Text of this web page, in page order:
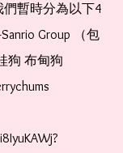
暫時分為以下4
Group （包
狗 布甸狗